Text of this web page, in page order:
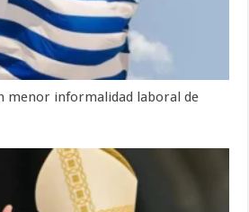
menor informalidad laboral de